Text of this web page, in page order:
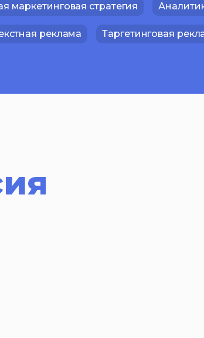
маркетинговая стратегия
реклама Таргетинговая